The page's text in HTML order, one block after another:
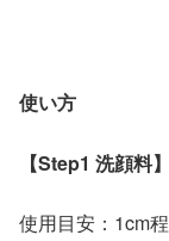
使い方
【Step1 洗顔料
使用目安：1cm